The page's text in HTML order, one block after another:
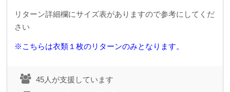
リターン詳細欄にサイズ表がありますので参考にしてくだ
さい
※こちらは衣類１枚のリターンのみとなります。
45人が支援しています